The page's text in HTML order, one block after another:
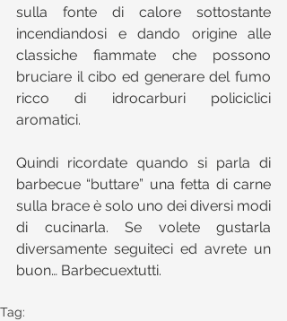
sulla fonte di calore sottostante
incendiandosi e dando origine alle
classiche fiammate che possono
bruciare il cibo ed generare del fumo
ricco di idrocarburi policiclici
aromatici.
Quindi ricordate quando si parla di
barbecue “buttare” una fetta di carne
sulla brace è solo uno dei diversi modi
di cucinarla. Se volete gustarla
diversamente seguiteci ed avrete un
buon… Barbecuextutti.
Tag: